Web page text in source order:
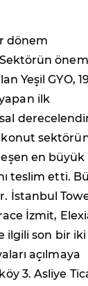
dönem
Yeşil GYO,
ilk
konut
en büyük
teslim etti.
İstanbul
İzmit,
ilgili son bir iki
açılmaya
3. Asliye